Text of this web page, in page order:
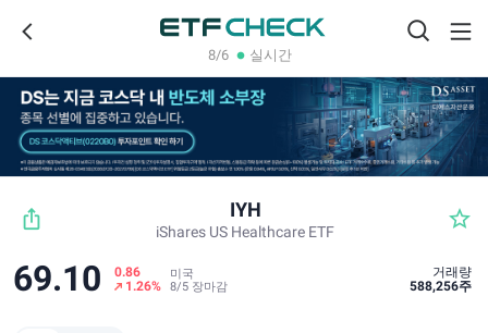
8/6 fiber_manual_record 실시간
ios_share IYH
iShares US Healthcare ETF star_border
69.10
0.86
1.26%
미국
8/5 장마감
거래량
588,256주